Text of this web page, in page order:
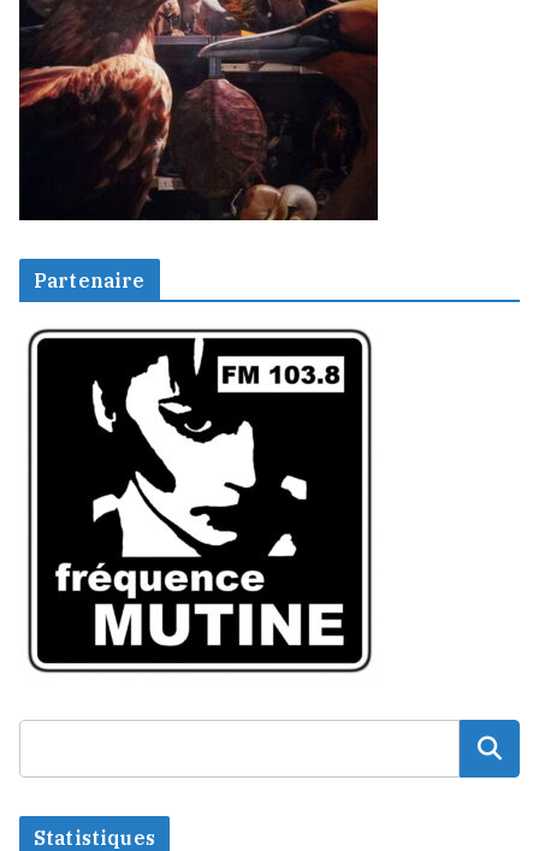
Partenaire
Statistiques